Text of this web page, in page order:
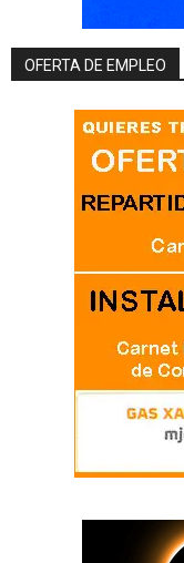
OFERTA DE EMPLEO